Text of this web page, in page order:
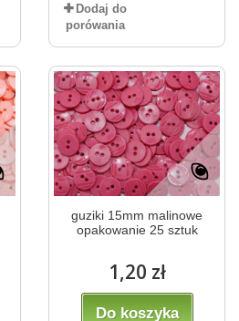
Dodaj do
porówania
guziki 15mm malinowe
opakowanie 25 sztuk
1,20 zł
Do koszyka